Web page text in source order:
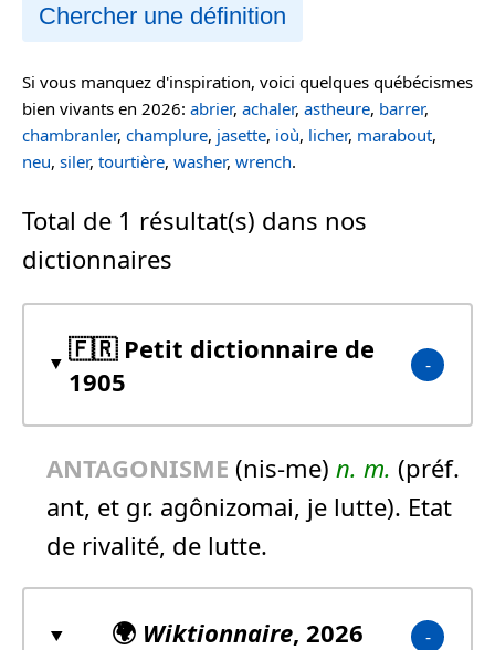
Chercher une définition
Si vous manquez d'inspiration, voici quelques québécismes
bien vivants en 2026: abrier, achaler, astheure, barrer,
chambranler, champlure, jasette, ioù, licher, marabout,
neu, siler, tourtière, washer, wrench.
Total de 1 résultat(s) dans nos
dictionnaires
🇫🇷 Petit dictionnaire de
1905
ANTAGONISME (nis-me) n. m. (préf.
ant, et gr. agônizomai, je lutte). Etat
de rivalité, de lutte.
🌍 Wiktionnaire, 2026